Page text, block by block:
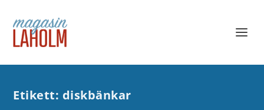
Etikett: diskbänkar